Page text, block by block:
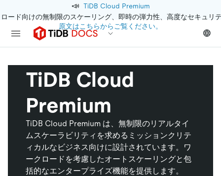
📣 TiDB Cloud Premium
ード向けの無制限のスケーリング、即時の弾力性、高度なセキュリ
原文はこちらからご覧ください。
TiDB Cloud
Premium
TiDB Cloud Premium は、無制限のリアルタイ
ムスケーラビリティを求めるミッションクリテ
ィカルなビジネス向けに設計されています。ワ
ークロードを考慮したオートスケーリングと包
括的なエンタープライズ機能を提供します。